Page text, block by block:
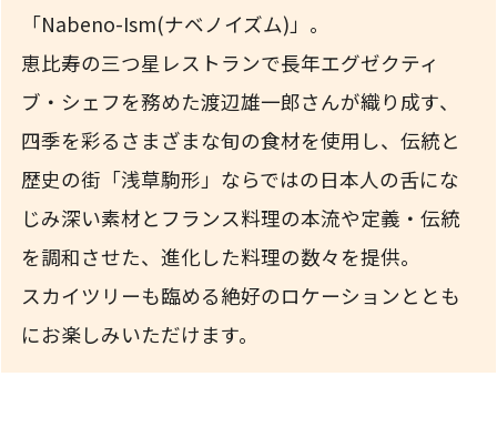
「Nabeno-Ism(ナベノイズム)」。
恵比寿の三つ星レストランで長年エグゼクティ
ブ・シェフを務めた渡辺雄一郎さんが織り成す、
四季を彩るさまざまな旬の食材を使用し、伝統と
歴史の街「浅草駒形」ならではの日本人の舌にな
じみ深い素材とフランス料理の本流や定義・伝統
を調和させた、進化した料理の数々を提供。
スカイツリーも臨める絶好のロケーションととも
にお楽しみいただけます。